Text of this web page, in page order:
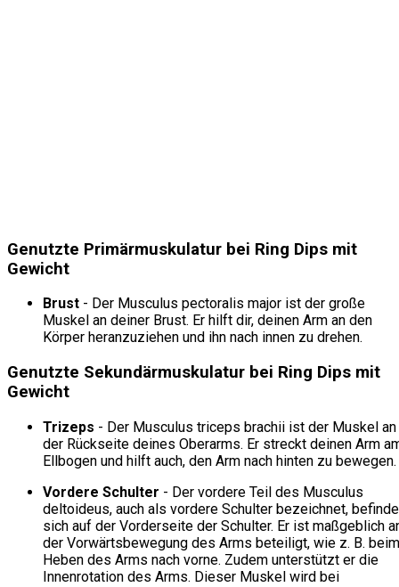
Genutzte Primärmuskulatur bei Ring Dips mit
Gewicht
Brust - Der Musculus pectoralis major ist der große
Muskel an deiner Brust. Er hilft dir, deinen Arm an den
Körper heranzuziehen und ihn nach innen zu drehen.
Genutzte Sekundärmuskulatur bei Ring Dips mit
Gewicht
Trizeps - Der Musculus triceps brachii ist der Muskel an
der Rückseite deines Oberarms. Er streckt deinen Arm
Ellbogen und hilft auch, den Arm nach hinten zu bewegen.
Vordere Schulter - Der vordere Teil des Musculus
deltoideus, auch als vordere Schulter bezeichnet,
sich auf der Vorderseite der Schulter. Er ist maßgeblich
der Vorwärtsbewegung des Arms beteiligt, wie z. B. beim
Heben des Arms nach vorne. Zudem unterstützt er die
Innenrotation des Arms. Dieser Muskel wird bei